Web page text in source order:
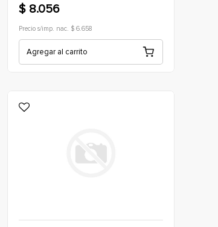
$ 8.056
Precio s/imp. nac. $ 6.658
Agregar al carrito